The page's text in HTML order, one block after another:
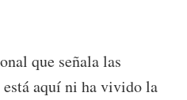
que señala las
está aquí ni ha vivido la